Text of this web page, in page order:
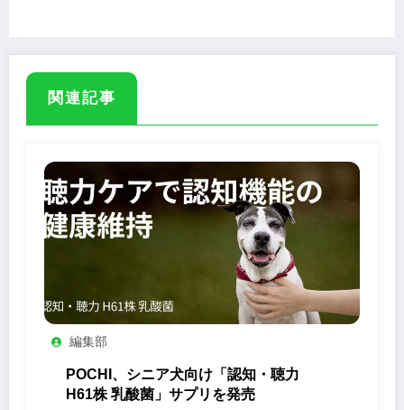
関連記事
編集部
POCHI、シニア犬向け「認知・聴力
H61株 乳酸菌」サプリを発売